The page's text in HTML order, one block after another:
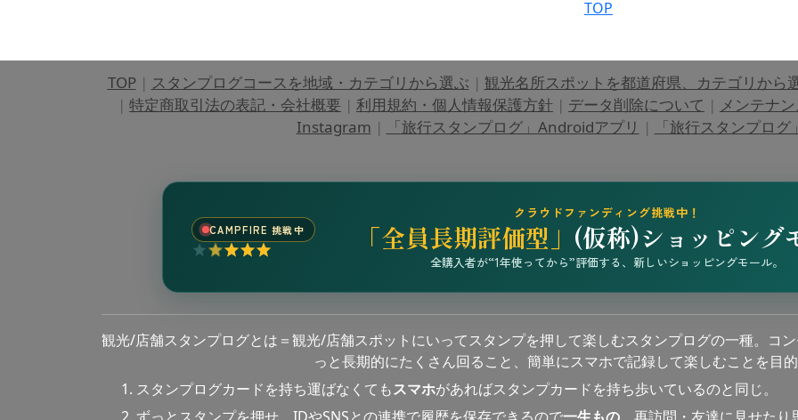
TOP
TOP| スタンプログコースを地域・カテゴリから選ぶ | 観光名所スポットを都道府県、カテゴリから
| 特定商取引法の表記・会社概要 | 利用規約・個人情報保護方針 | データ削除について | メンテナ
Instagram | 「旅行スタンプログ」Androidアプリ | 「旅行スタンプロ
CAMPFIRE 挑戦中
クラウドファンディング挑戦中！
「全員長期評価型」 (仮称)ショッピング
全購入者が“1年使ってから”評価する、新しいショッピングモール。
観光/店舗スタンプログとは＝観光/店舗スポットにいってスタンプを押して楽しむスタンプログの一種。コ
っと長期的にたくさん回ること、簡単にスマホで記録して楽しむことを目
スタンプログカードを持ち運ばなくてもスマホがあればスタンプカードを持ち歩いているのと同じ。